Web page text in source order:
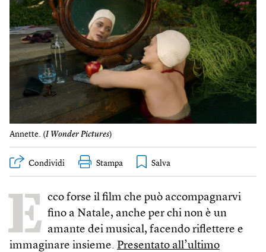
Annette. (I Wonder Pictures)
Condividi Stampa
E cco forse il film che può accompagnarvi
fino a Natale, anche per chi non è un
amante dei musical, facendo riflettere e
immaginare insieme. Presentato all’ultimo